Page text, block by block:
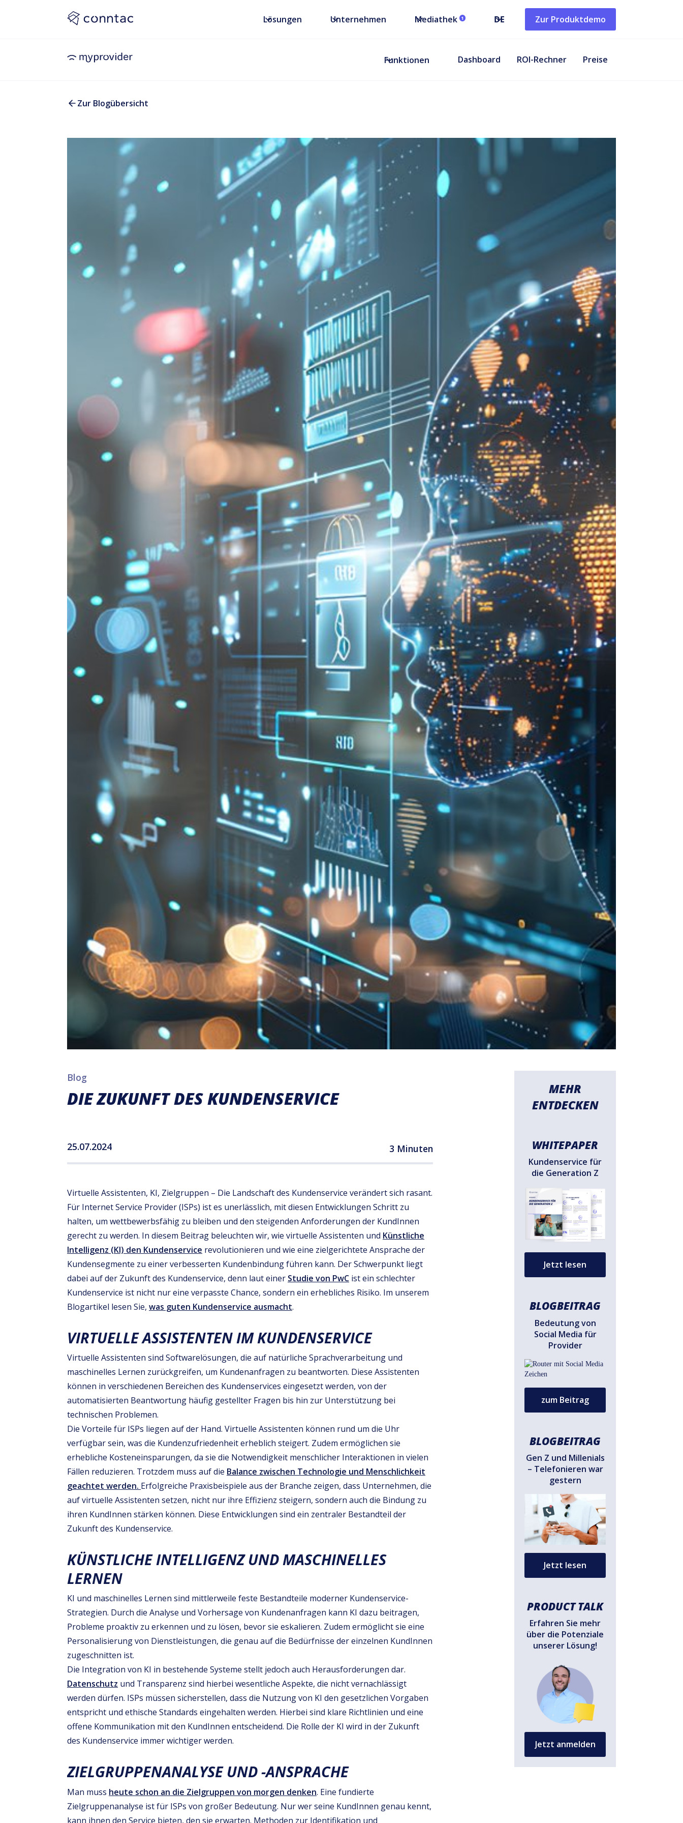
Lösungen Unternehmen Mediathek 1 DE Zur Produktdemo
Funktionen Dashboard ROI-Rechner Preise
Zur Blogübersicht
Blog
DIE ZUKUNFT DES KUNDENSERVICE
25.07.2024 3 Minuten
Virtuelle Assistenten, KI, Zielgruppen – Die Landschaft des Kundenservice verändert sich rasant.
Für Internet Service Provider (ISPs) ist es unerlässlich, mit diesen Entwicklungen Schritt zu
halten, um wettbewerbsfähig zu bleiben und den steigenden Anforderungen der KundInnen
gerecht zu werden. In diesem Beitrag beleuchten wir, wie virtuelle Assistenten und Künstliche
Intelligenz (KI) den Kundenservice revolutionieren und wie eine zielgerichtete Ansprache der
Kundensegmente zu einer verbesserten Kundenbindung führen kann. Der Schwerpunkt liegt
dabei auf der Zukunft des Kundenservice, denn laut einer Studie von PwC ist ein schlechter
Kundenservice ist nicht nur eine verpasste Chance, sondern ein erhebliches Risiko. Im unserem
Blogartikel lesen Sie, was guten Kundenservice ausmacht.
VIRTUELLE ASSISTENTEN IM KUNDENSERVICE
Virtuelle Assistenten sind Softwarelösungen, die auf natürliche Sprachverarbeitung und
maschinelles Lernen zurückgreifen, um Kundenanfragen zu beantworten. Diese Assistenten
können in verschiedenen Bereichen des Kundenservices eingesetzt werden, von der
automatisierten Beantwortung häufig gestellter Fragen bis hin zur Unterstützung bei
technischen Problemen.
Die Vorteile für ISPs liegen auf der Hand. Virtuelle Assistenten können rund um die Uhr
verfügbar sein, was die Kundenzufriedenheit erheblich steigert. Zudem ermöglichen sie
erhebliche Kosteneinsparungen, da sie die Notwendigkeit menschlicher Interaktionen in vielen
Fällen reduzieren. Trotzdem muss auf die Balance zwischen Technologie und Menschlichkeit
geachtet werden. Erfolgreiche Praxisbeispiele aus der Branche zeigen, dass Unternehmen, die
auf virtuelle Assistenten setzen, nicht nur ihre Effizienz steigern, sondern auch die Bindung zu
ihren KundInnen stärken können. Diese Entwicklungen sind ein zentraler Bestandteil der
Zukunft des Kundenservice.
KÜNSTLICHE INTELLIGENZ UND MASCHINELLES
LERNEN
KI und maschinelles Lernen sind mittlerweile feste Bestandteile moderner Kundenservice-
Strategien. Durch die Analyse und Vorhersage von Kundenanfragen kann KI dazu beitragen,
Probleme proaktiv zu erkennen und zu lösen, bevor sie eskalieren. Zudem ermöglicht sie eine
Personalisierung von Dienstleistungen, die genau auf die Bedürfnisse der einzelnen KundInnen
zugeschnitten ist.
Die Integration von KI in bestehende Systeme stellt jedoch auch Herausforderungen dar.
Datenschutz und Transparenz sind hierbei wesentliche Aspekte, die nicht vernachlässigt
werden dürfen. ISPs müssen sicherstellen, dass die Nutzung von KI den gesetzlichen Vorgaben
entspricht und ethische Standards eingehalten werden. Hierbei sind klare Richtlinien und eine
offene Kommunikation mit den KundInnen entscheidend. Die Rolle der KI wird in der Zukunft
des Kundenservice immer wichtiger werden.
ZIELGRUPPENANALYSE UND -ANSPRACHE
Man muss heute schon an die Zielgruppen von morgen denken. Eine fundierte
Zielgruppenanalyse ist für ISPs von großer Bedeutung. Nur wer seine KundInnen genau kennt,
kann ihnen den Service bieten, den sie erwarten. Methoden zur Identifikation und
MEHR
ENTDECKEN
WHITEPAPER
Kundenservice für
die Generation Z
Jetzt lesen
BLOGBEITRAG
Bedeutung von
Social Media für
Provider
zum Beitrag
BLOGBEITRAG
Gen Z und Millenials
– Telefonieren war
gestern
Jetzt lesen
PRODUCT TALK
Erfahren Sie mehr
über die Potenziale
unserer Lösung!
Jetzt anmelden